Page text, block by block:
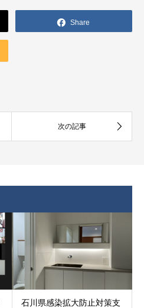
Share
石川県感染拡大防止対策支